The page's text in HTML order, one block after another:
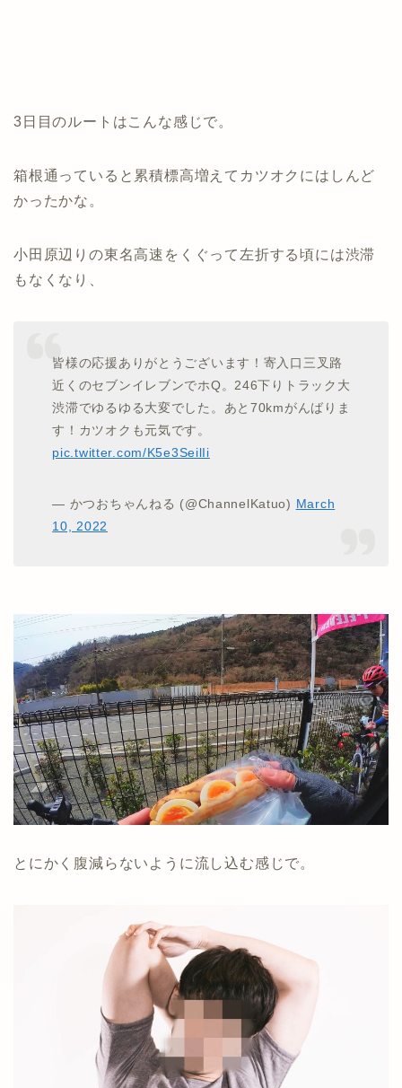
3日目のルートはこんな感じで。
箱根通っていると累積標高増えてカツオクにはしんど
かったかな。
小田原辺りの東名高速をくぐって左折する頃には渋滞
もなくなり、
皆様の応援ありがとうございます！寄入口三叉路
近くのセブンイレブンでホQ。246下りトラック大
渋滞でゆるゆる大変でした。あと70kmがんばりま
す！カツオクも元気です。
pic.twitter.com/K5e3SeilIi
— かつおちゃんねる (@ChannelKatuo) March
10, 2022
とにかく腹減らないように流し込む感じで。